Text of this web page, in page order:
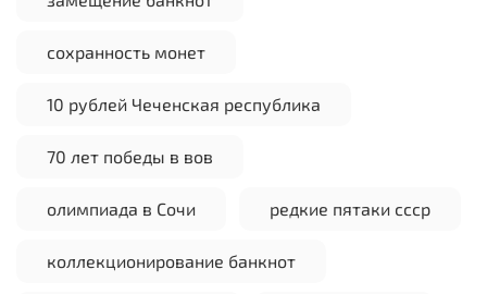
сохранность монет
10 рублей Чеченская республика
70 лет победы в вов
олимпиада в Сочи редкие пятаки ссср
коллекционирование банкнот